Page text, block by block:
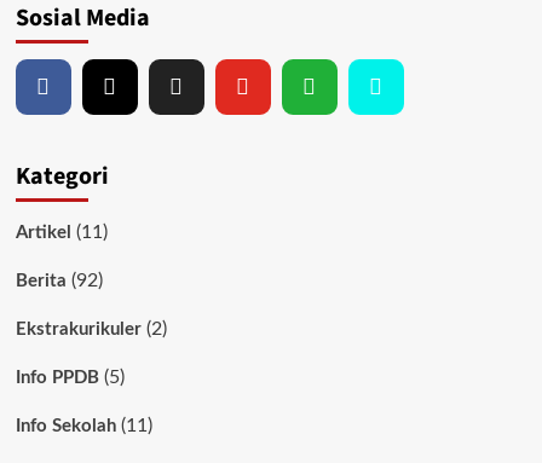
Sosial Media
Kategori
Artikel (11)
Berita (92)
Ekstrakurikuler(2)
Info PPDB(5)
Info Sekolah(11)